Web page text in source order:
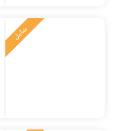
ش
ا
م
ل
ت
ر
ك
ي
ب